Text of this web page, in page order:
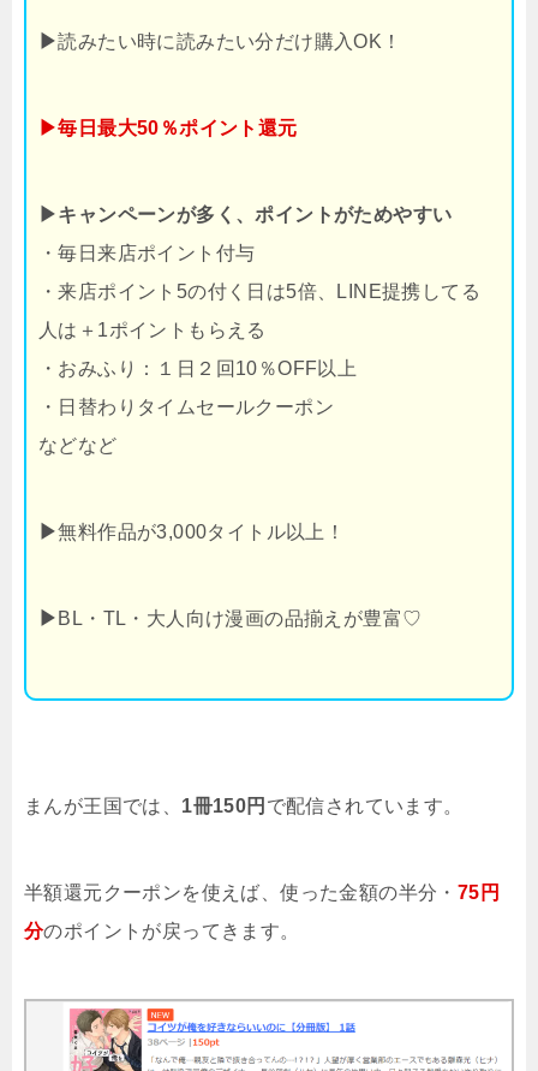
▶読みたい時に読みたい分だけ購入OK！
▶毎日最大50％ポイント還元
▶キャンペーンが多く、ポイントがためやすい
・毎日来店ポイント付与
・来店ポイント5の付く日は5倍、LINE提携してる
人は＋1ポイントもらえる
・おみふり：１日２回10％OFF以上
・日替わりタイムセールクーポン
などなど
▶無料作品が3,000タイトル以上！
▶ BL・TL・大人向け漫画の品揃えが豊富♡
まんが王国では、 1冊150円 で配信されています。
半額還元クーポンを使えば、使った金額の半分・ 75円
分のポイントが戻ってきます。